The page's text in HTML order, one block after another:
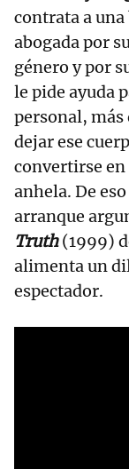
contrata a
abogada por
género y por
le pide ayuda
personal, más
dejar ese
convertirse
anhela. De
arranque
Truth(1999)
alimenta un
espectador.